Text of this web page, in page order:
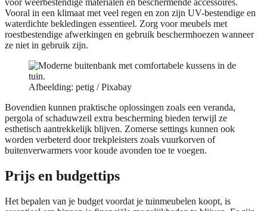
voor weerbestendige materialen en beschermende accessoires.
Vooral in een klimaat met veel regen en zon zijn UV-bestendige en
waterdichte bekledingen essentieel. Zorg voor meubels met
roestbestendige afwerkingen en gebruik beschermhoezen wanneer
ze niet in gebruik zijn.
Afbeelding: petig / Pixabay
Bovendien kunnen praktische oplossingen zoals een veranda,
pergola of schaduwzeil extra bescherming bieden terwijl ze
esthetisch aantrekkelijk blijven. Zomerse settings kunnen ook
worden verbeterd door trekpleisters zoals vuurkorven of
buitenverwarmers voor koude avonden toe te voegen.
Prijs en budgettips
Het bepalen van je budget voordat je tuinmeubelen koopt, is